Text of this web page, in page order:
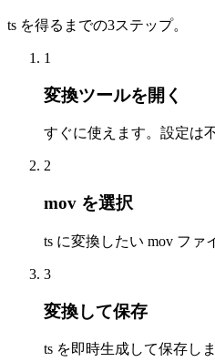
ts を得るまでの3ステップ。
1
変換ツールを開く
すぐに使えます。設定は
2
mov を選択
ts に変換したい mov ファ
3
変換して保存
ts を即時生成して保存しま